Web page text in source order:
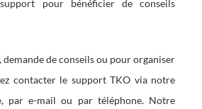
pour bénéficier de conseils
de conseils ou pour organiser
contacter le support TKO via notre
par e-mail ou par téléphone. Notre